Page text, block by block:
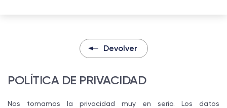
Devolver
POLÍTICA DE PRIVACIDAD
Nos tomamos la privacidad muy en serio. Los datos